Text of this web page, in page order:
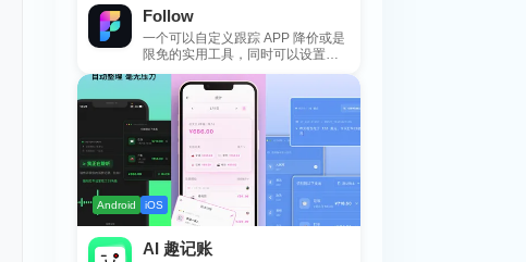
Follow
一个可以自定义跟踪 APP 降价或是
限免的实用工具，同时可以设置包
括 APP，游戏，热门类和精选类
Android iOS
AI 趣记账